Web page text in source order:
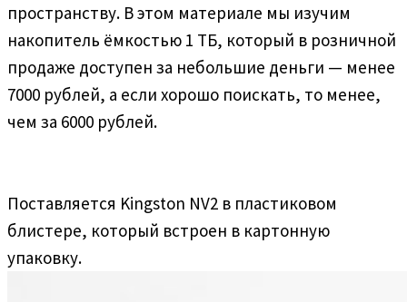
пространству. В этом материале мы изучим
накопитель ёмкостью 1 ТБ, который в розничной
продаже доступен за небольшие деньги — менее
7000 рублей, а если хорошо поискать, то менее,
чем за 6000 рублей.
Поставляется Kingston NV2 в пластиковом
блистере, который встроен в картонную
упаковку.